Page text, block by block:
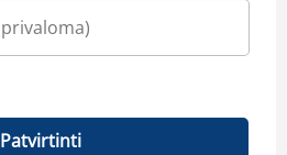
Patvirtinti